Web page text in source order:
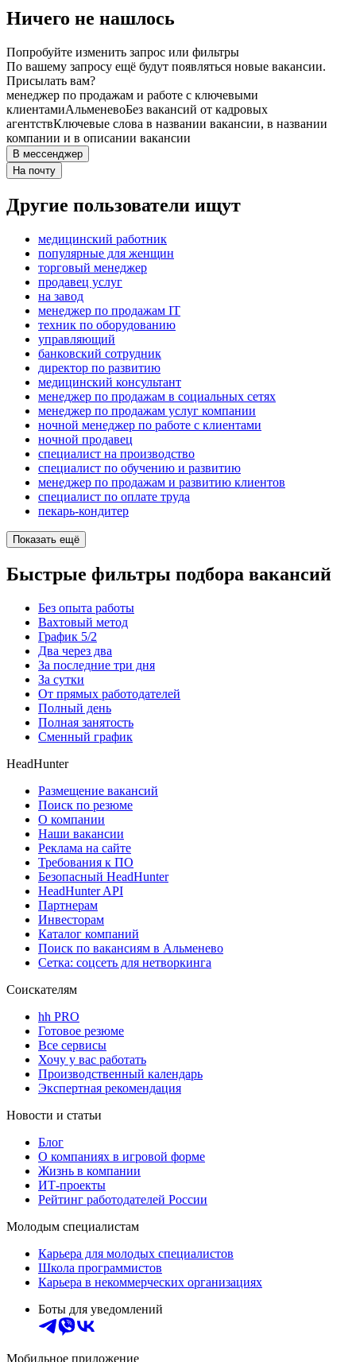
Ничего не нашлось
Попробуйте изменить запрос или фильтры
По вашему запросу ещё будут появляться новые вакансии.
Присылать вам?
менеджер по продажам и работе с ключевыми
клиентамиАльменевоБез вакансий от кадровых
агентствКлючевые слова в названии вакансии, в названии
компании и в описании вакансии
В мессенджер
На почту
Другие пользователи ищут
медицинский работник
популярные для женщин
торговый менеджер
продавец услуг
на завод
менеджер по продажам IT
техник по оборудованию
управляющий
банковский сотрудник
директор по развитию
медицинский консультант
менеджер по продажам в социальных сетях
менеджер по продажам услуг компании
ночной менеджер по работе с клиентами
ночной продавец
специалист на производство
специалист по обучению и развитию
менеджер по продажам и развитию клиентов
специалист по оплате труда
пекарь-кондитер
Показать ещё
Быстрые фильтры подбора вакансий
Без опыта работы
Вахтовый метод
График 5/2
Два через два
За последние три дня
За сутки
От прямых работодателей
Полный день
Полная занятость
Сменный график
HeadHunter
Размещение вакансий
Поиск по резюме
О компании
Наши вакансии
Реклама на сайте
Требования к ПО
Безопасный HeadHunter
HeadHunter API
Партнерам
Инвесторам
Каталог компаний
Поиск по вакансиям в Альменево
Сетка: соцсеть для нетворкинга
Соискателям
hh PRO
Готовое резюме
Все сервисы
Хочу у вас работать
Производственный календарь
Экспертная рекомендация
Новости и статьи
Блог
О компаниях в игровой форме
Жизнь в компании
ИТ-проекты
Рейтинг работодателей России
Молодым специалистам
Карьера для молодых специалистов
Школа программистов
Карьера в некоммерческих организациях
Боты для уведомлений
Мобильное приложение